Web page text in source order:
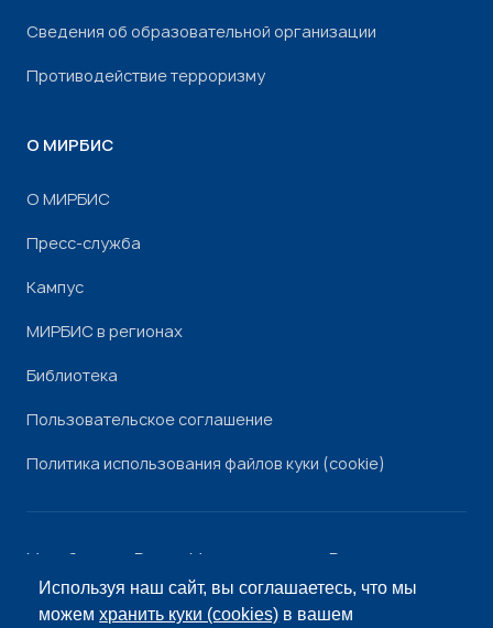
Используя наш сайт, вы соглашаетесь, что мы
можемхранить куки (cookies) в вашем
Сведения об образовательной организации
Противодействие терроризму
О МИРБИС
О МИРБИС
Пресс-служба
Кампус
МИРБИС в регионах
Библиотека
Пользовательское соглашение
Политика использования файлов куки (cookie)
Минобрнауки России Минпросвещения России
РоскомнадзорРособрнадзор
© «МИРБИС», 2026